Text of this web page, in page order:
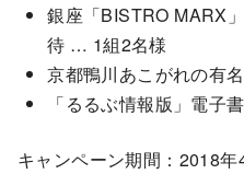
銀座「BISTRO MARX
待 … 1組2名様
京都鴨川あこがれの有
「るるぶ情報版」電子
キャンペーン期間：2018